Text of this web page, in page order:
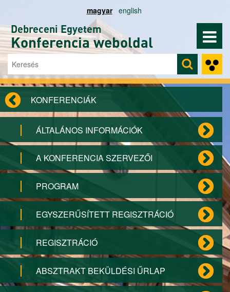
magyar english
Debreceni Egyetem
Konferencia weboldal
Keresés űrlap
Keresés
KONFERENCIÁK
ÁLTALÁNOS INFORMÁCIÓK
A KONFERENCIA SZERVEZŐI
PROGRAM
EGYSZERŰSÍTETT REGISZTRÁCIÓ
REGISZTRÁCIÓ
ABSZTRAKT BEKÜLDÉSI ŰRLAP